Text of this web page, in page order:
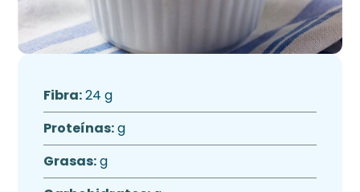
Fibra:24 g
Proteínas:g
Grasas:g